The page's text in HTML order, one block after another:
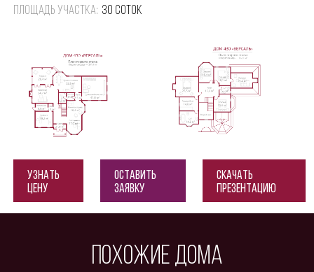
Площадь участка: 30 соток
Узнать
цену
Оставить
заявку
Скачать
презентацию
Похожие дома